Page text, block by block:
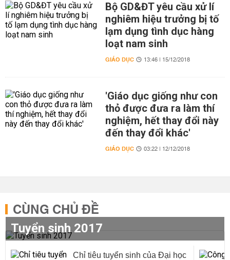
Bộ GD&ĐT yêu cầu xử lí
nghiêm hiệu trưởng bị tố
lạm dụng tình dục hàng
loạt nam sinh
GIÁO DỤC 13:46 | 15/12/2018
'Giáo dục giống như con
thỏ được đưa ra làm thí
nghiệm, hết thay đổi này
đến thay đổi khác'
GIÁO DỤC 03:22 | 12/12/2018
CÙNG CHỦ ĐỀ
Tuyển sinh 2017
Chỉ tiêu tuyển sinh của Đại học